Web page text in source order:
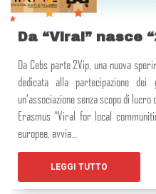
Da “Viral” nasce
Da Cebs parte 2Vip, una nuova
dedicata alla partecipazione
un’associazione senza scopo di
Erasmus “Viral for local
europee, avvia…
LEGGI TUTTO